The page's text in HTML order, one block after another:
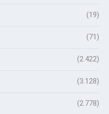
(19)
(71)
(2.422)
(3.128)
(2.778)